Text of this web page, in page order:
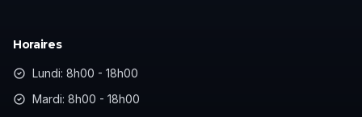
Horaires
Lundi: 8h00 - 18h00
Mardi: 8h00 - 18h00